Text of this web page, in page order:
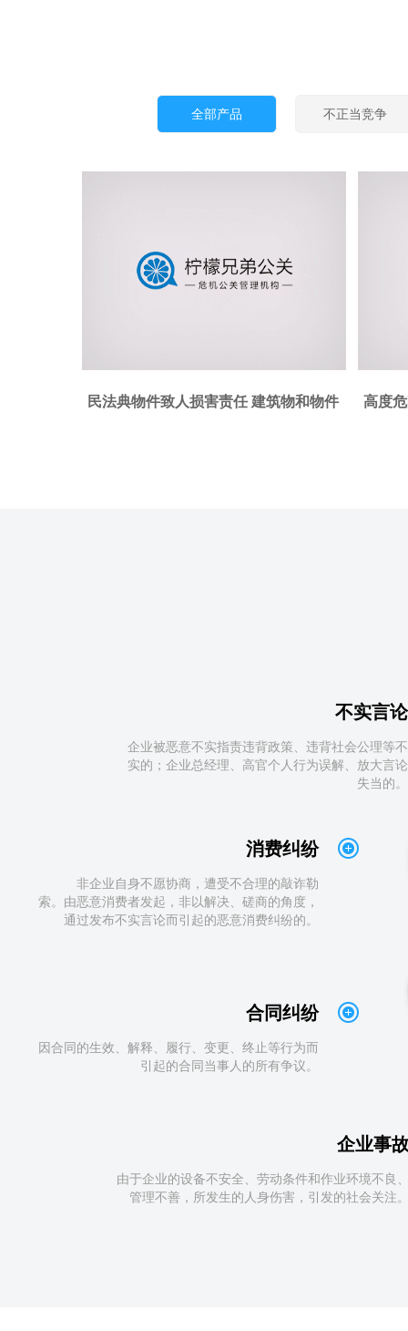
全部产品 不正当竞争
高度危险责任的归责原则 民法典高度危 医疗
不实言论
企业被恶意不实指责违背政策、违背社会公理等不
实的；企业总经理、高官个人行为误解、放大言论
失当的。
消费纠纷
非企业自身不愿协商，遭受不合理的敲诈勒
索。由恶意消费者发起，非以解决、磋商的角度，
通过发布不实言论而引起的恶意消费纠纷的。
合同纠纷
因合同的生效、解释、履行、变更、终止等行为而
引起的合同当事人的所有争议。
企业事
由于企业的设备不安全、劳动条件和作业环境不良
管理不善，所发生的人身伤害，引发的社会关注